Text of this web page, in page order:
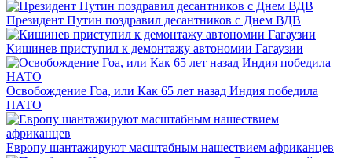
Президент Путин поздравил десантников с Днем ВДВ
Кишинев приступил к демонтажу автономии Гагаузии
Освобождение Гоа, или Как 65 лет назад Индия победила
НАТО
Европу шантажируют масштабным нашествием африканцев